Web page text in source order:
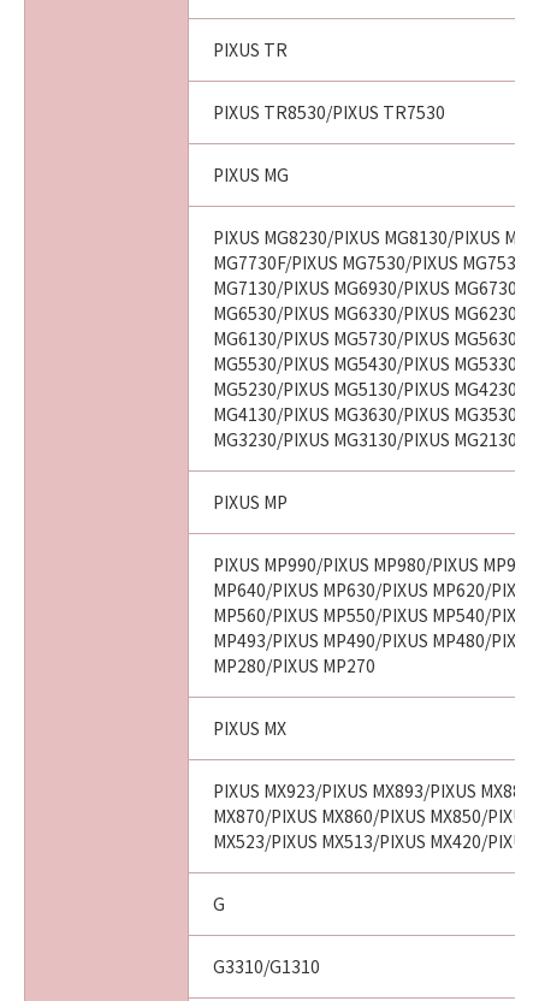
PIXUS TR
PIXUS TR8530/PIXUS TR7530
PIXUS MG
PIXUS MG8230/PIXUS MG8130/PIXUS
MG7730F/PIXUS MG7530/PIXUS
MG7130/PIXUS MG6930/PIXUS MG6730/
MG6530/PIXUS MG6330/PIXUS MG6230/
MG6130/PIXUS MG5730/PIXUS MG5630/
MG5530/PIXUS MG5430/PIXUS MG5330/
MG5230/PIXUS MG5130/PIXUS MG4230/
MG4130/PIXUS MG3630/PIXUS MG3530/
MG3230/PIXUS MG3130/PIXUS MG2130
PIXUS MP
PIXUS MP990/PIXUS MP980/PIXUS
MP640/PIXUS MP630/PIXUS MP620/
MP560/PIXUS MP550/PIXUS MP540/
MP493/PIXUS MP490/PIXUS MP480/
MP280/PIXUS MP270
PIXUS MX
PIXUS MX923/PIXUS MX893/PIXUS
MX870/PIXUS MX860/PIXUS MX850/
MX523/PIXUS MX513/PIXUS MX420/
G
G3310/G1310